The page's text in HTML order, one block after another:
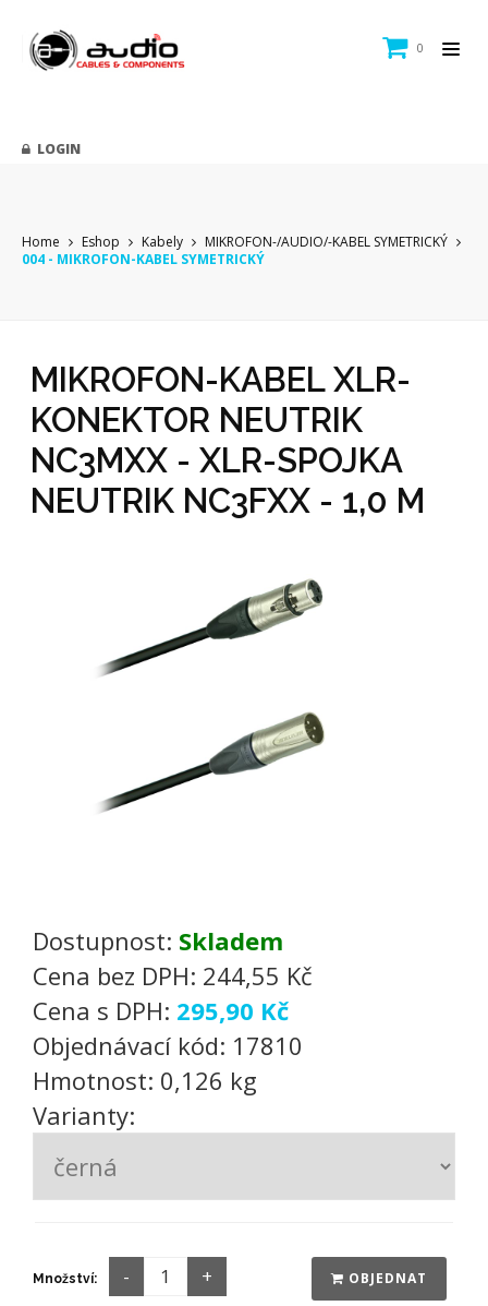
0
LOGIN
Home Eshop Kabely
MIKROFON-/AUDIO/-KABEL SYMETRICKÝ
004 - MIKROFON-KABEL SYMETRICKÝ
MIKROFON-KABEL XLR-
KONEKTOR NEUTRIK
NC3MXX - XLR-SPOJKA
NEUTRIK NC3FXX - 1,0 M
Dostupnost: Skladem
Cena bez DPH: 244,55 Kč
Cena s DPH: 295,90 Kč
Objednávací kód: 17810
Hmotnost: 0,126 kg
Varianty:
Množství: OBJEDNAT